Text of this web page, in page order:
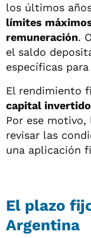
los últimos
límites
remuneración.
el saldo
específicas
El rendimiento
capital
Por ese
revisar las
una aplicación
El plazo
Argentina